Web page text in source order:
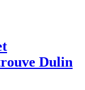
Dulin